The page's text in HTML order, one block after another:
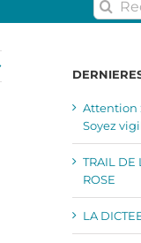
Attention
Soyez
TRAIL DE
ROSE
LA